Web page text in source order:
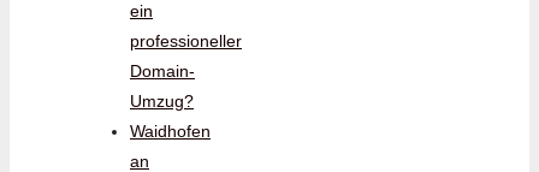
ein
professioneller
Domain-
Umzug?
Waidhofen
an